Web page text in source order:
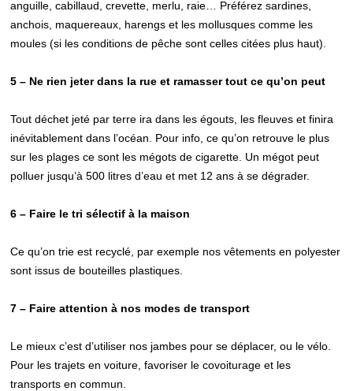
anguille, cabillaud, crevette, merlu, raie… Préférez sardines,
anchois, maquereaux, harengs et les mollusques comme les
moules (si les conditions de pêche sont celles citées plus haut).
5 – Ne rien jeter dans la rue et ramasser tout ce qu’on peut
Tout déchet jeté par terre ira dans les égouts, les fleuves et finira
inévitablement dans l’océan. Pour info, ce qu’on retrouve le plus
sur les plages ce sont les mégots de cigarette. Un mégot peut
polluer jusqu’à 500 litres d’eau et met 12 ans à se dégrader.
6 – Faire le tri sélectif à la maison
Ce qu’on trie est recyclé, par exemple nos vêtements en polyester
sont issus de bouteilles plastiques.
7 – Faire attention à nos modes de transport
Le mieux c’est d’utiliser nos jambes pour se déplacer, ou le vélo.
Pour les trajets en voiture, favoriser le covoiturage et les
transports en commun.